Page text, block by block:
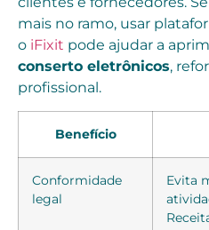
mais no ramo, usar
o iFixit pode ajudar a
conserto eletrônicos,
profissional.
Benefício
Conformidade
legal
Evita